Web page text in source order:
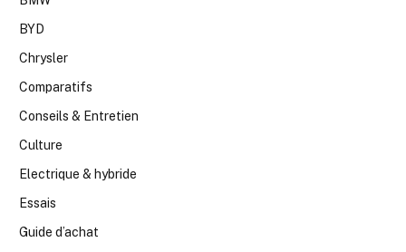
BYD
Chrysler
Comparatifs
Conseils & Entretien
Culture
Electrique & hybride
Essais
Guide d’achat